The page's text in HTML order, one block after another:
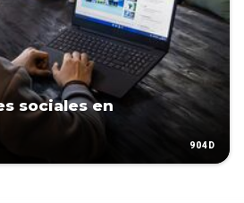
sociales en
904D